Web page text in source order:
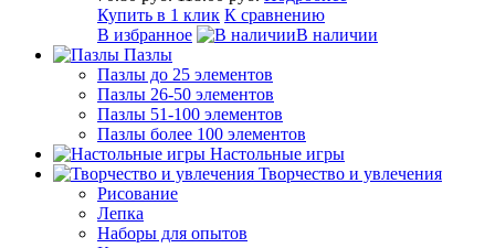
Купить в 1 клик К сравнению
В избранное
В наличии
Пазлы
Пазлы до 25 элементов
Пазлы 26-50 элементов
Пазлы 51-100 элементов
Пазлы более 100 элементов
Настольные игры
Творчество и увлечения
Рисование
Лепка
Наборы для опытов